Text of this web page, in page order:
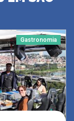
Gastronomia